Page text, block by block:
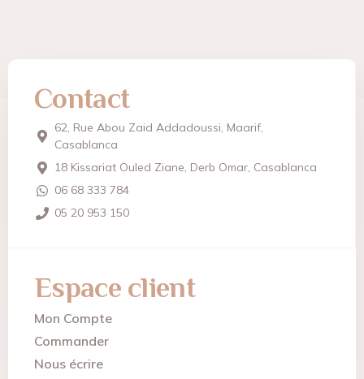
Contact
62, Rue Abou Zaid Addadoussi, Maarif,
Casablanca
18 Kissariat Ouled Ziane, Derb Omar, Casablanca
06 68 333 784
05 20 953 150
Espace client
Mon Compte
Commander
Nous écrire